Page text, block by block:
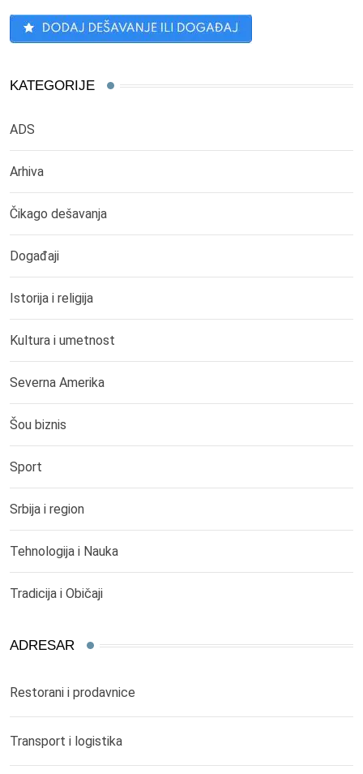
KATEGORIJE
ADS
Arhiva
Čikago dešavanja
Događaji
Istorija i religija
Kultura i umetnost
Severna Amerika
Šou biznis
Sport
Srbija i region
Tehnologija i Nauka
Tradicija i Običaji
ADRESAR
Restorani i prodavnice
Transport i logistika